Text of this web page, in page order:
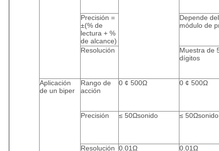
Precisión =
±(% de
lectura + %
de alcance)
Depende del
módulo de
Resolución
Muestra de
dígitos
Aplicación
de un biper
Rango de
acción
0 ¢ 500Ω 0 ¢ 500Ω
Precisión ≤ 50Ωsonido ≤ 50Ωsonido
Resolución 0.01Ω 0.01Ω